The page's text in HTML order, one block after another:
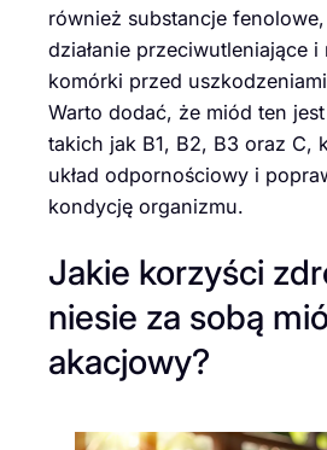
również substancje
działanie przeciwutleniające
komórki przed
Warto dodać, że miód ten
takich jak B1, B2, B3 oraz C,
układ odpornościowy i
kondycję organizmu.
Jakie korzyści
niesie za sobą
akacjowy?